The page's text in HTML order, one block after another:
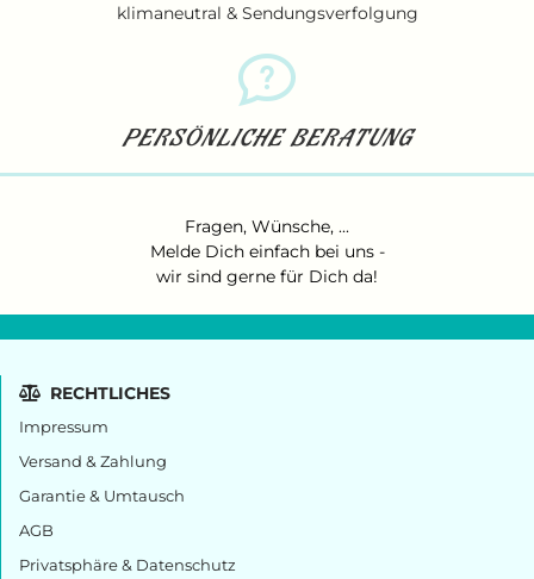
klimaneutral & Sendungsverfolgung
PERSÖNLICHE BERATUNG
Fragen, Wünsche, ...
Melde Dich einfach bei uns-
wir sind gerne für Dich da!
RECHTLICHES
Impressum
Versand & Zahlung
Garantie & Umtausch
AGB
Privatsphäre & Datenschutz